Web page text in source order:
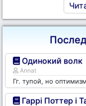
Одинокий волк
Annat
Гг. тупой, но
Гаррі Поттер і